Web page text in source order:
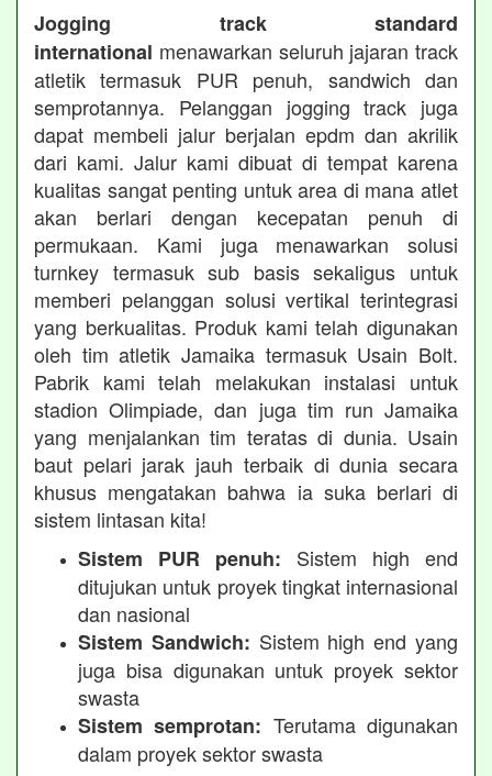
Jogging track standard
international menawarkan seluruh jajaran track
atletik termasuk PUR penuh, sandwich dan
semprotannya. Pelanggan jogging track juga
dapat membeli jalur berjalan epdm dan akrilik
dari kami. Jalur kami dibuat di tempat karena
kualitas sangat penting untuk area di mana atlet
akan berlari dengan kecepatan penuh di
permukaan. Kami juga menawarkan solusi
turnkey termasuk sub basis sekaligus untuk
memberi pelanggan solusi vertikal terintegrasi
yang berkualitas. Produk kami telah digunakan
oleh tim atletik Jamaika termasuk Usain Bolt.
Pabrik kami telah melakukan instalasi untuk
stadion Olimpiade, dan juga tim run Jamaika
yang menjalankan tim teratas di dunia. Usain
baut pelari jarak jauh terbaik di dunia secara
khusus mengatakan bahwa ia suka berlari di
sistem lintasan kita!
Sistem PUR penuh: Sistem high end
ditujukan untuk proyek tingkat internasional
dan nasional
Sistem Sandwich: Sistem high end yang
juga bisa digunakan untuk proyek sektor
swasta
Sistem semprotan: Terutama digunakan
dalam proyek sektor swasta